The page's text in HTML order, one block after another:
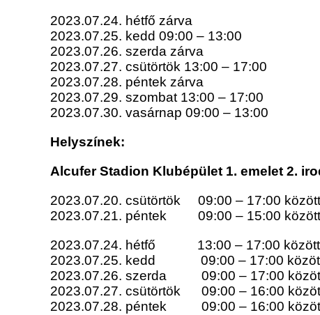
2023.07.24. hétfő zárva
2023.07.25. kedd 09:00 – 13:00
2023.07.26. szerda zárva
2023.07.27. csütörtök 13:00 – 17:00
2023.07.28. péntek zárva
2023.07.29. szombat 13:00 – 17:00
2023.07.30. vasárnap 09:00 – 13:00
Helyszínek:
Alcufer Stadion Klubépület 1. emelet 2.
2023.07.20. csütörtök 09:00 – 17:00 között
2023.07.21. péntek 09:00 – 15:00 között
2023.07.24. hétfő 13:00 – 17:00 között
2023.07.25. kedd 09:00 – 17:00
2023.07.26. szerda 09:00 – 17:00
2023.07.27. csütörtök 09:00 – 16:00
2023.07.28. péntek 09:00 – 16:00